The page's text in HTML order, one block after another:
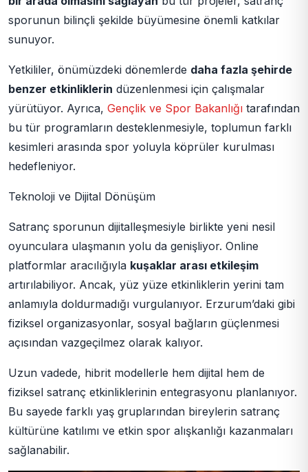
sporunun bilinçli şekilde büyümesine önemli katkılar
sunuyor.
Yetkililer, önümüzdeki dönemlerde daha fazla şehirde
benzer etkinliklerin düzenlenmesi için çalışmalar
yürütüyor. Ayrıca, Gençlik ve Spor Bakanlığı tarafından
bu tür programların desteklenmesiyle, toplumun farklı
kesimleri arasında spor yoluyla köprüler kurulması
hedefleniyor.
Teknoloji ve Dijital Dönüşüm
Satranç sporunun dijitalleşmesiyle birlikte yeni nesil
oyunculara ulaşmanın yolu da genişliyor. Online
platformlar aracılığıyla kuşaklar arası etkileşim
artırılabiliyor. Ancak, yüz yüze etkinliklerin yerini tam
anlamıyla doldurmadığı vurgulanıyor. Erzurum’daki gibi
fiziksel organizasyonlar, sosyal bağların güçlenmesi
açısından vazgeçilmez olarak kalıyor.
Uzun vadede, hibrit modellerle hem dijital hem de
fiziksel satranç etkinliklerinin entegrasyonu planlanıyor.
Bu sayede farklı yaş gruplarından bireylerin satranç
kültürüne katılımı ve etkin spor alışkanlığı kazanmaları
sağlanabilir.